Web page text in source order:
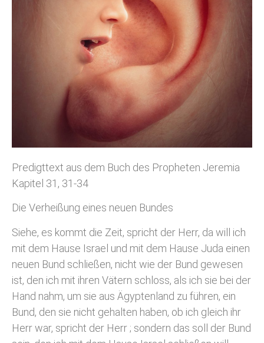
Predigttext aus dem Buch des Propheten Jeremia
Kapitel 31, 31-34
Die Verheißung eines neuen Bundes
Siehe, es kommt die Zeit, spricht der Herr, da will ich
mit dem Hause Israel und mit dem Hause Juda einen
neuen Bund schließen, nicht wie der Bund gewesen
ist, den ich mit ihren Vätern schloss, als ich sie bei der
Hand nahm, um sie aus Ägyptenland zu führen, ein
Bund, den sie nicht gehalten haben, ob ich gleich ihr
Herr war, spricht der Herr ; sondern das soll der Bund